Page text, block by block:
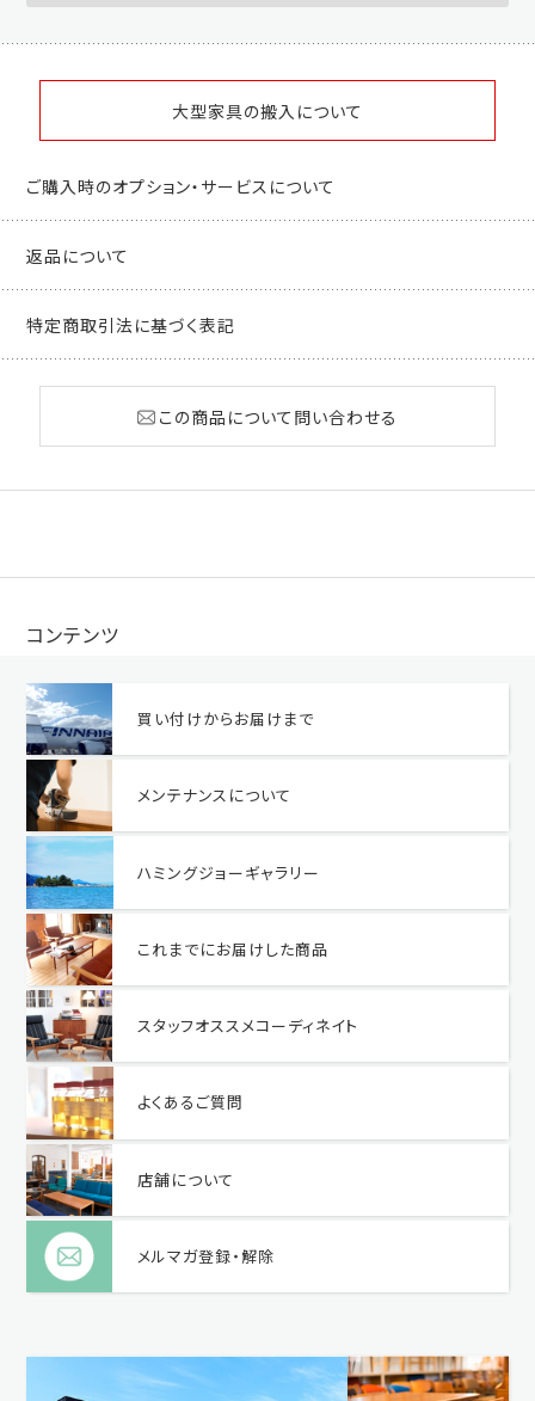
大型家具の搬入について
ご購入時のオプション・サービスについて
返品について
特定商取引法に基づく表記
この商品について問い合わせる
コンテンツ
買い付けからお届けまで
メンテナンスについて
ハミングジョーギャラリー
これまでにお届けした商品
スタッフオススメコーディネイト
よくあるご質問
店舗について
メルマガ登録・解除